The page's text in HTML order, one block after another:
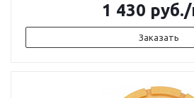
1 430 руб.
Заказать